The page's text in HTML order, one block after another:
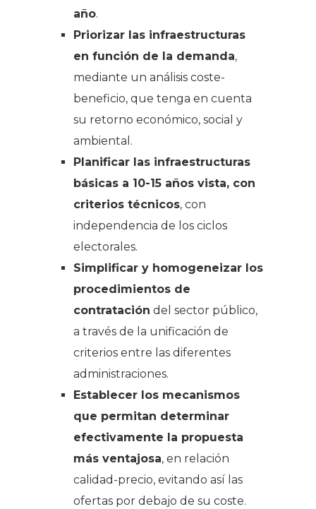
año.
Priorizar las infraestructuras
en función de la demanda,
mediante un análisis coste-
beneficio, que tenga en cuenta
su retorno económico, social y
ambiental.
Planificar las infraestructuras
básicas a 10-15 años vista, con
criterios técnicos, con
independencia de los ciclos
electorales.
Simplificar y homogeneizar los
procedimientos de
contratación del sector público,
a través de la unificación de
criterios entre las diferentes
administraciones.
Establecer los mecanismos
que permitan determinar
efectivamente la propuesta
más ventajosa, en relación
calidad-precio, evitando así las
ofertas por debajo de su coste.